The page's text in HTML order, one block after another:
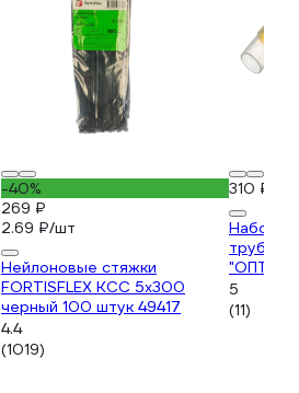
-40%
269 ₽
2.69 ₽/шт
Нейлоновые стяжки
FORTISFLEX КСС 5х300
черный 100 штук 49417
4.4
(1019)
310 ₽
Набор
трубок
5
(11)